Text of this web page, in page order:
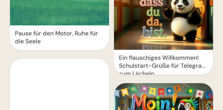
Pause für den Motor, Ruhe für
die Seele
Ein flauschiges Willkommen!
Schulstart-Grüße für Telegram
zum Lächeln